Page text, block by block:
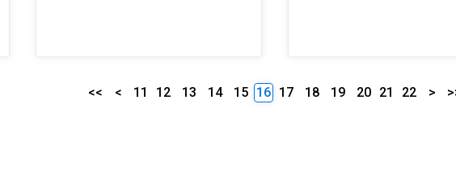
<< < 11 12 13 14 15 16 17 18 19 20 21 22 >